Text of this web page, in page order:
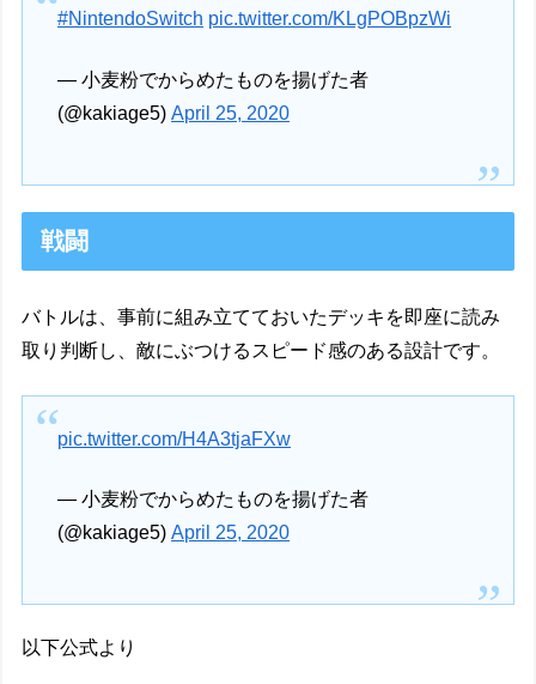
#NintendoSwitch pic.twitter.com/KLgPOBpzWi
— 小麦粉でからめたものを揚げた者
(@kakiage5)April 25, 2020
戦闘
バトルは、事前に組み立てておいたデッキを即座に読み
取り判断し、敵にぶつけるスピード感のある設計です。
pic.twitter.com/H4A3tjaFXw
— 小麦粉でからめたものを揚げた者
(@kakiage5)April 25, 2020
以下公式より